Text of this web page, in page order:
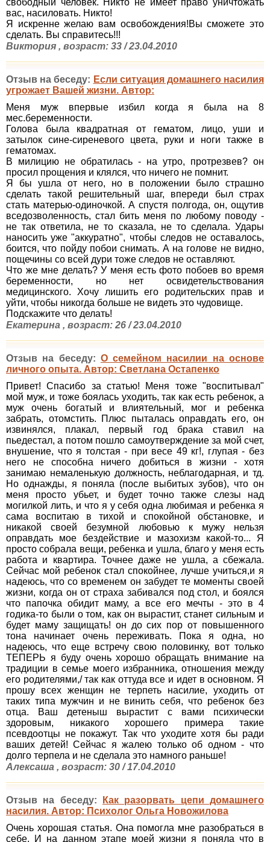
вас, насиловать. Никто!
Я искренне желаю вам освобождения!Вы сможете это
сделать. Вы справитесь!!!
Виктория , возраст: 33 / 23.04.2010
Отзыв на беседу: Если ситуация домашнего насилия
угрожает Вашей жизни. Автор:
Меня муж впервые избил когда я была на 8
мес.беременности.
Голова была квадратная от гематом, лицо, уши и
затылок сине-сиреневого цвета, руки и ноги также в
гематомах.
В милицию не обратилась - на утро, протрезвев? он
просил прощения и клялся, что ничего не помнит.
Я бы ушла от него, но в положении было страшно
сделать такой решительный шаг, впереди был страх
стать матерью-одиночкой. А спустя полгода, он, ощутив
вседозволенность, стал бить меня по любому поводу -
не так ответила, не то сказала, не то сделала. Удары
наносить уже "аккуратно", чтобы следов не оставалось,
боится, что пойду побои снимать. А на голове не видно,
пощечины со всей дури тоже следов не оставляют.
Что же мне делать? У меня есть фото побоев во время
беременности, но нет освидетельствования
медицинского. Хочу лишить его родительских прав и
уйти, чтобы никогда больше не видеть это чудовище.
Подскажите что делать!
Екатерина , возраст: 26 / 23.04.2010
Отзыв на беседу: О семейном насилии на основе
личного опыта. Автор: Светлана Остапенко
Привет! Спасибо за статью! Меня тоже "воспитывал"
мой муж, и тоже боялась уходить, так как есть ребенок, а
муж очень богатый и влиятельный, мог и ребенка
забрать, отомстить. Плюс пыталась оправдать его, он
извинялся, плакал, первый год брака ставил на
пьедестал, а потом пошло самоутверждение за мой счет,
внушение, что я толстая - при весе 49 кг!, глупая - без
него не способна ничего добиться в жизни - хотя
занимаю немаленькую должность, неблагодарная, и тд.
Но однажды, я поняла (после выбитых зубов), что он
меня просто убьет, и будет точно также слезы над
могилкой лить, и что я у себя одна любимая и ребенка я
сама воспитаю в тихой и спокойной обстановке, и
никакой своей безумной любовью к мужу нельзя
оправдать мое бездействие и мазохизм какой-то... Я
просто собрала вещи, ребенка и ушла, благо у меня есть
работа и квартира. Точнее даже не ушла, а сбежала.
Сейчас мой ребенок стал спокойнее, лучше учиться,и я
надеюсь, что со временем он забудет те моменты своей
жизни, когда он от страха забивался под стол, и боялся
что папочка обидит маму, а все его мечты - это в 4
годика-то были о том, как он вырастит, станет сильным и
будет маму защищать! он до сих пор от повышенного
тона начинает очень переживать. Пока я одна, но
надеюсь, что еще встречу свою половинку, вот только
ТЕПЕРЬ я буду очень хорошо обращать внимание на
традиции в семье моего избранника, отношения между
его родителями,/ так как оттуда все и идет в основном. Я
прошу всех женщин не терпеть насилие, уходить от
таких типа мужчин и не винить себя, что ребенок без
отца. Ваш детеныш вырастит с вами психически
здоровым, никакого хорошего примера такие
псевдоотцы не покажут. Так что уходите хотя бы ради
ваших детей! Сейчас я жалею только об одном - что
долго терпела и не сделала это намного раньше!
Алексаша , возраст: 30 / 17.04.2010
Отзыв на беседу:
Как разорвать цепи домашнего
насилия. Автор: Психолог Ольга Новожилова
Очень хорошая статья. Она помогла мне разобраться в
себе. И на данном этапе моей жизни я поняла что в